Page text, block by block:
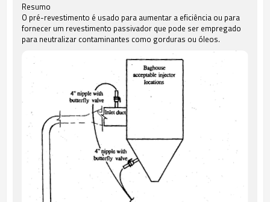
Resumo
O pré-revestimento é usado para aumentar a eficiência ou para
fornecer um revestimento passivador que pode ser empregado
para neutralizar contaminantes como gorduras ou óleos.